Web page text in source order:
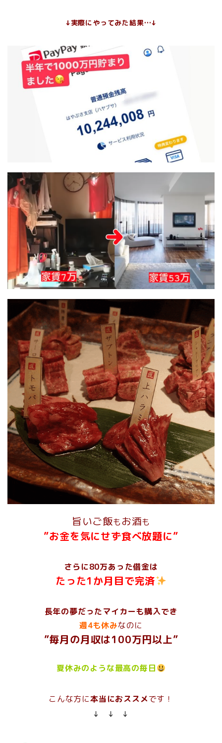
↓実際にやってみた結果…↓
旨いご飯もお酒も
”お金を気にせず食べ放題に”
さらに80万あった借金は
たった1か月目で完済
長年の夢だったマイカーも購入でき
週4も休みなのに
”毎月の月収は100万円以上”
夏休みのような最高の毎日
こんな方に本当におススメです！
↓ ↓ ↓